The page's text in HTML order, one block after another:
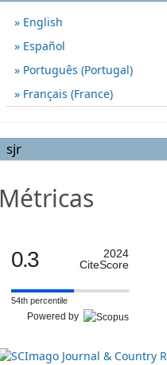
English
Español
Português (Portugal)
Français (France)
sjr
Métricas
0.3
2024
CiteScore
54th percentile
Powered by